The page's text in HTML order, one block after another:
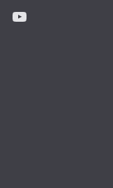
Youtube